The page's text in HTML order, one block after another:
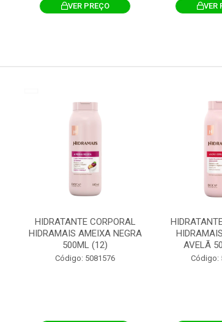
VER PREÇO VER
HIDRATANTE CORPORAL
HIDRAMAIS AMEIXA NEGRA
500ML (12)
Código: 5081576
AVELÃ
Código: